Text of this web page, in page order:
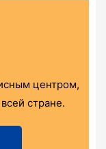
центром,
стране.